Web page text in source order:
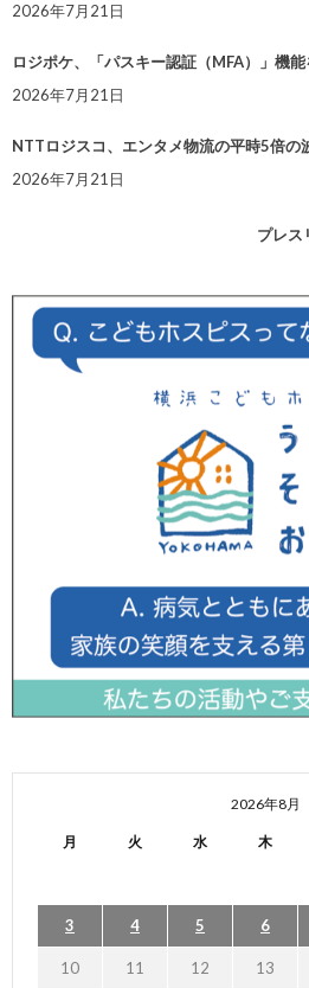
2026年7月21日
ロジポケ、「パスキー認証（MFA）」機
2026年7月21日
NTTロジスコ、エンタメ物流の平時5倍
2026年7月21日
プレス
2026年8月
月 火 水 木
3 4 5 6
10 11 12 13